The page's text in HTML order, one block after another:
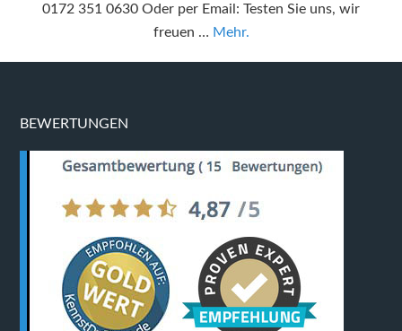
0172 351 0630 Oder per Email: Testen Sie uns, wir
freuen … Mehr.
BEWERTUNGEN